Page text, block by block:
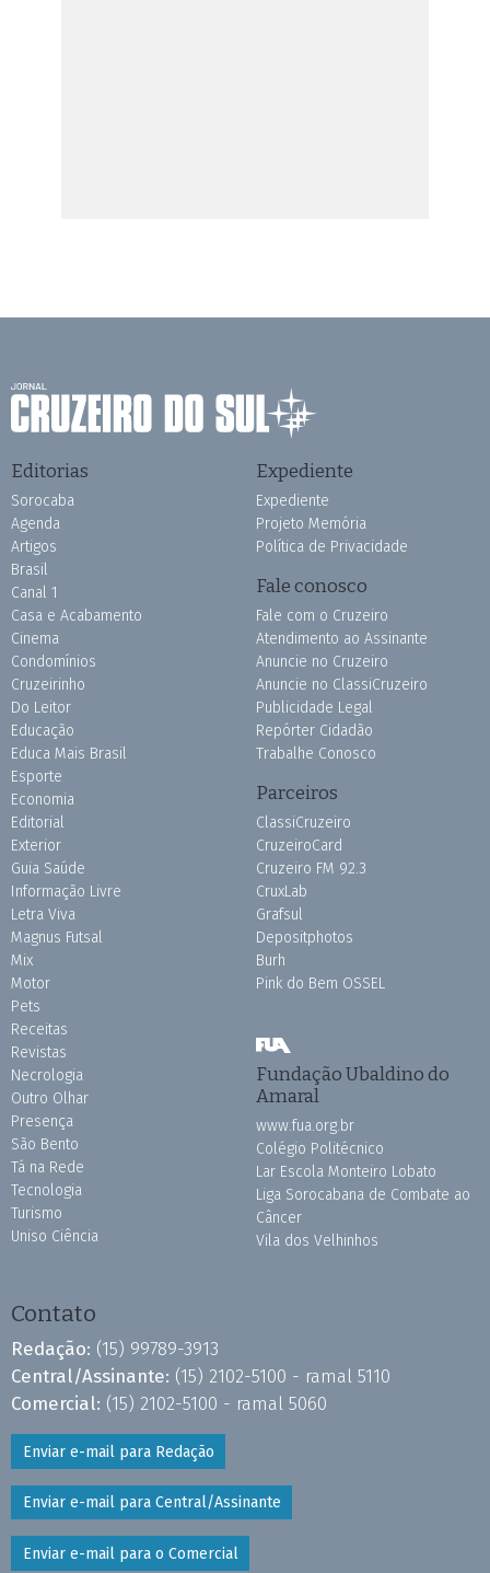
Editorias
Sorocaba
Agenda
Artigos
Brasil
Canal 1
Casa e Acabamento
Cinema
Condomínios
Cruzeirinho
Do Leitor
Educação
Educa Mais Brasil
Esporte
Economia
Editorial
Exterior
Guia Saúde
Informação Livre
Letra Viva
Magnus Futsal
Mix
Motor
Pets
Receitas
Revistas
Necrologia
Outro Olhar
Presença
São Bento
Tá na Rede
Tecnologia
Turismo
Uniso Ciência
Expediente
Expediente
Projeto Memória
Política de Privacidade
Fale conosco
Fale com o Cruzeiro
Atendimento ao Assinante
Anuncie no Cruzeiro
Anuncie no ClassiCruzeiro
Publicidade Legal
Repórter Cidadão
Trabalhe Conosco
Parceiros
ClassiCruzeiro
CruzeiroCard
Cruzeiro FM 92.3
CruxLab
Grafsul
Depositphotos
Burh
Pink do Bem OSSEL
Fundação Ubaldino do
Amaral
www.fua.org.br
Colégio Politécnico
Lar Escola Monteiro Lobato
Liga Sorocabana de Combate ao
Câncer
Vila dos Velhinhos
Contato
Redação: (15) 99789-3913
Central/Assinante: (15) 2102-5100 - ramal 5110
Comercial: (15) 2102-5100 - ramal 5060
Enviar e-mail para Redação
Enviar e-mail para Central/Assinante
Enviar e-mail para o Comercial